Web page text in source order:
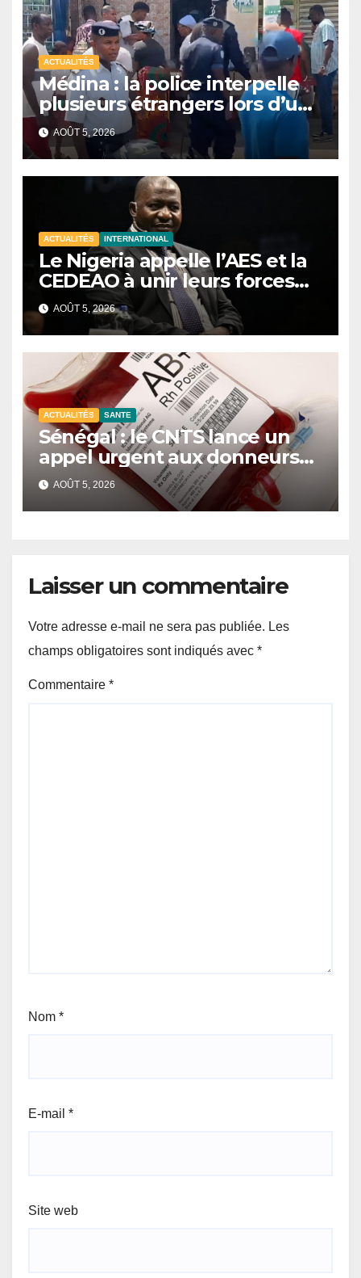
ACTUALITÉS
Médina : la police interpelle
plusieurs étrangers lors d’une
opération de sécurisation
AOÛT 5, 2026
ACTUALITÉS INTERNATIONAL
Le Nigeria appelle l’AES et la
CEDEAO à unir leurs forces
contre le terrorisme
AOÛT 5, 2026
ACTUALITÉS SANTE
Sénégal : le CNTS lance un
appel urgent aux donneurs
face à une pénurie de sang.
AOÛT 5, 2026
Laisser un commentaire
Votre adresse e-mail ne sera pas publiée. Les
champs obligatoires sont indiqués avec *
Commentaire *
Nom *
E-mail *
Site web